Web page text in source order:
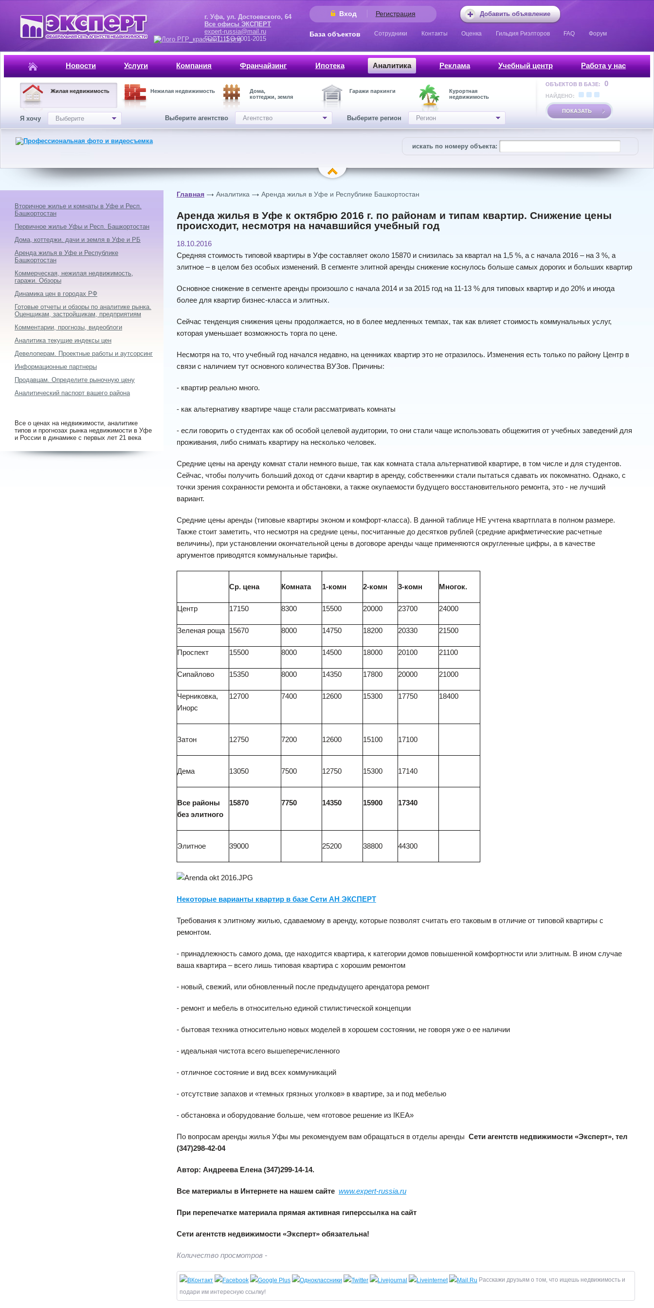
Добавить объявление
Вход Регистрация
г. Уфа, ул. Достоевского, 64
Все офисы ЭКСПЕРТ
expert-russia@mail.ru
ГОСТ, ISO 9001-2015
База объектов Сотрудники Контакты Оценка Гильдия Риэлторов FAQ Форум
Новости Услуги Компания Франчайзинг Ипотека Аналитика Реклама Учебный центр Работа у нас
Жилая недвижимость Нежилая недвижимость
Дома,
коттеджи, земля
Гаражи паркинги
Курортная
недвижимость
Я хочу Выберите Выберите агентство Агентство Выберите регион Регион
ОБЪЕКТОВ В БАЗЕ: 0
НАЙДЕНО:
ПОКАЗАТЬ
искать по номеру объекта:
Главная Аналитика Аренда жилья в Уфе и Республике Башкортостан
Аренда жилья в Уфе к октябрю 2016 г. по районам и типам квартир. Снижение цены
происходит, несмотря на начавшийся учебный год
18.10.2016
Средняя стоимость типовой квартиры в Уфе составляет около 15870 и снизилась за квартал на 1,5 %, а с начала 2016 – на 3 %, а
элитное – в целом без особых изменений. В сегменте элитной аренды снижение коснулось больше самых дорогих и больших квартир
Основное снижение в сегменте аренды произошло с начала 2014 и за 2015 год на 11-13 % для типовых квартир и до 20% и иногда
более для квартир бизнес-класса и элитных.
Сейчас тенденция снижения цены продолжается, но в более медленных темпах, так как влияет стоимость коммунальных услуг,
которая уменьшает возможность торга по цене.
Несмотря на то, что учебный год начался недавно, на ценниках квартир это не отразилось. Изменения есть только по району Центр в
связи с наличием тут основного количества ВУЗов. Причины:
- квартир реально много.
- как альтернативу квартире чаще стали рассматривать комнаты
- если говорить о студентах как об особой целевой аудитории, то они стали чаще использовать общежития от учебных заведений для
проживания, либо снимать квартиру на несколько человек.
Средние цены на аренду комнат стали немного выше, так как комната стала альтернативой квартире, в том числе и для студентов.
Сейчас, чтобы получить больший доход от сдачи квартир в аренду, собственники стали пытаться сдавать их покомнатно. Однако, с
точки зрения сохранности ремонта и обстановки, а также окупаемости будущего восстановительного ремонта, это - не лучший
вариант.
Средние цены аренды (типовые квартиры эконом и комфорт-класса). В данной таблице НЕ учтена квартплата в полном размере.
Также стоит заметить, что несмотря на средние цены, посчитанные до десятков рублей (средние арифметические расчетные
величины), при установлении окончательной цены в договоре аренды чаще применяются округленные цифры, а в качестве
аргументов приводятся коммунальные тарифы.
Ср. цена Комната 1-комн 2-комн 3-комн Многок.
Центр 17150 8300 15500 20000 23700 24000
Зеленая роща 15670 8000 14750 18200 20330 21500
Проспект 15500 8000 14500 18000 20100 21100
Сипайлово 15350 8000 14350 17800 20000 21000
Черниковка,
Инорс
12700 7400 12600 15300 17750 18400
Затон 12750 7200 12600 15100 17100
Дема 13050 7500 12750 15300 17140
Все районы
без элитного
15870 7750 14350 15900 17340
Элитное 39000 25200 38800 44300
Некоторые варианты квартир в базе Сети АН ЭКСПЕРТ
Требования к элитному жилью, сдаваемому в аренду, которые позволят считать его таковым в отличие от типовой квартиры с
ремонтом.
- принадлежность самого дома, где находится квартира, к категории домов повышенной комфортности или элитным. В ином случае
ваша квартира – всего лишь типовая квартира с хорошим ремонтом
- новый, свежий, или обновленный после предыдущего арендатора ремонт
- ремонт и мебель в относительно единой стилистической концепции
- бытовая техника относительно новых моделей в хорошем состоянии, не говоря уже о ее наличии
- идеальная чистота всего вышеперечисленного
- отличное состояние и вид всех коммуникаций
- отсутствие запахов и «темных грязных уголков» в квартире, за и под мебелью
- обстановка и оборудование больше, чем «готовое решение из IKEA»
По вопросам аренды жилья Уфы мы рекомендуем вам обращаться в отделы аренды Сети агентств недвижимости «Эксперт», тел
(347)298-42-04
Автор: Андреева Елена (347)299-14-14.
Все материалы в Интернете на нашем сайте www.expert-russia.ru
При перепечатке материала прямая активная гиперссылка на сайт
Сети агентств недвижимости «Эксперт» обязательна!
Количество просмотров -
Расскажи друзьям о том, что ищешь недвижимость и
подари им интересную ссылку!
Вторичное жилье и комнаты в Уфе и Респ.
Башкортостан
Первичное жилье Уфы и Респ. Башкортостан
Дома, коттеджи. дачи и земля в Уфе и РБ
Аренда жилья в Уфе и Республике
Башкортостан
Коммерческая, нежилая недвижимость,
гаражи. Обзоры
Динамика цен в городах РФ
Готовые отчеты и обзоры по аналитике рынка.
Оценщикам, застройщикам, предприятиям
Комментарии, прогнозы, видеоблоги
Аналитика текущие индексы цен
Девелоперам. Проектные работы и аутсорсинг
Информационные партнеры
Продавцам. Определите рыночную цену
Аналитический паспорт вашего района
Все о ценах на недвижимости, аналитике
типов и прогнозах рынка недвижимости в Уфе
и России в динамике с первых лет 21 века